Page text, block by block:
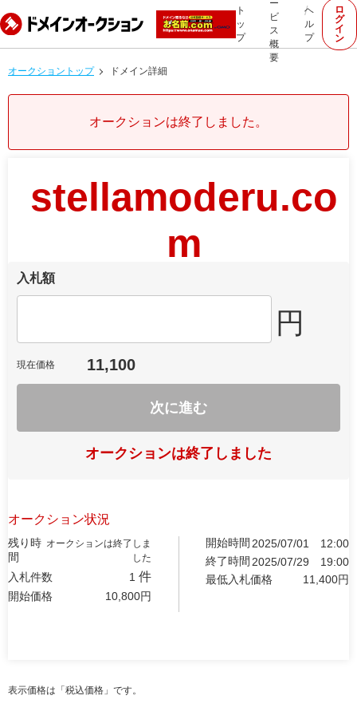
ト
ッ
プ
ー
ビ
ス
概
要
ヘ
ル
プ
ロ
グ
イ
ン
オークショントップ ドメイン詳細
オークションは終了しました。
stellamoderu.co
m
入札額
円
現在価格 11,100
次に進む
オークションは終了しました
オークション状況
残り時
間
オークションは終了しま
した
入札件数 1 件
開始価格 10,800円
開始時間 2025/07/01
12:00
終了時間 2025/07/29
19:00
最低入札価格
11,400円
表示価格は「税込価格」です。